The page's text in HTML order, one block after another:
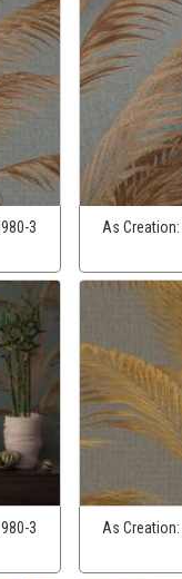
3 As Creation:
3 As Creation: